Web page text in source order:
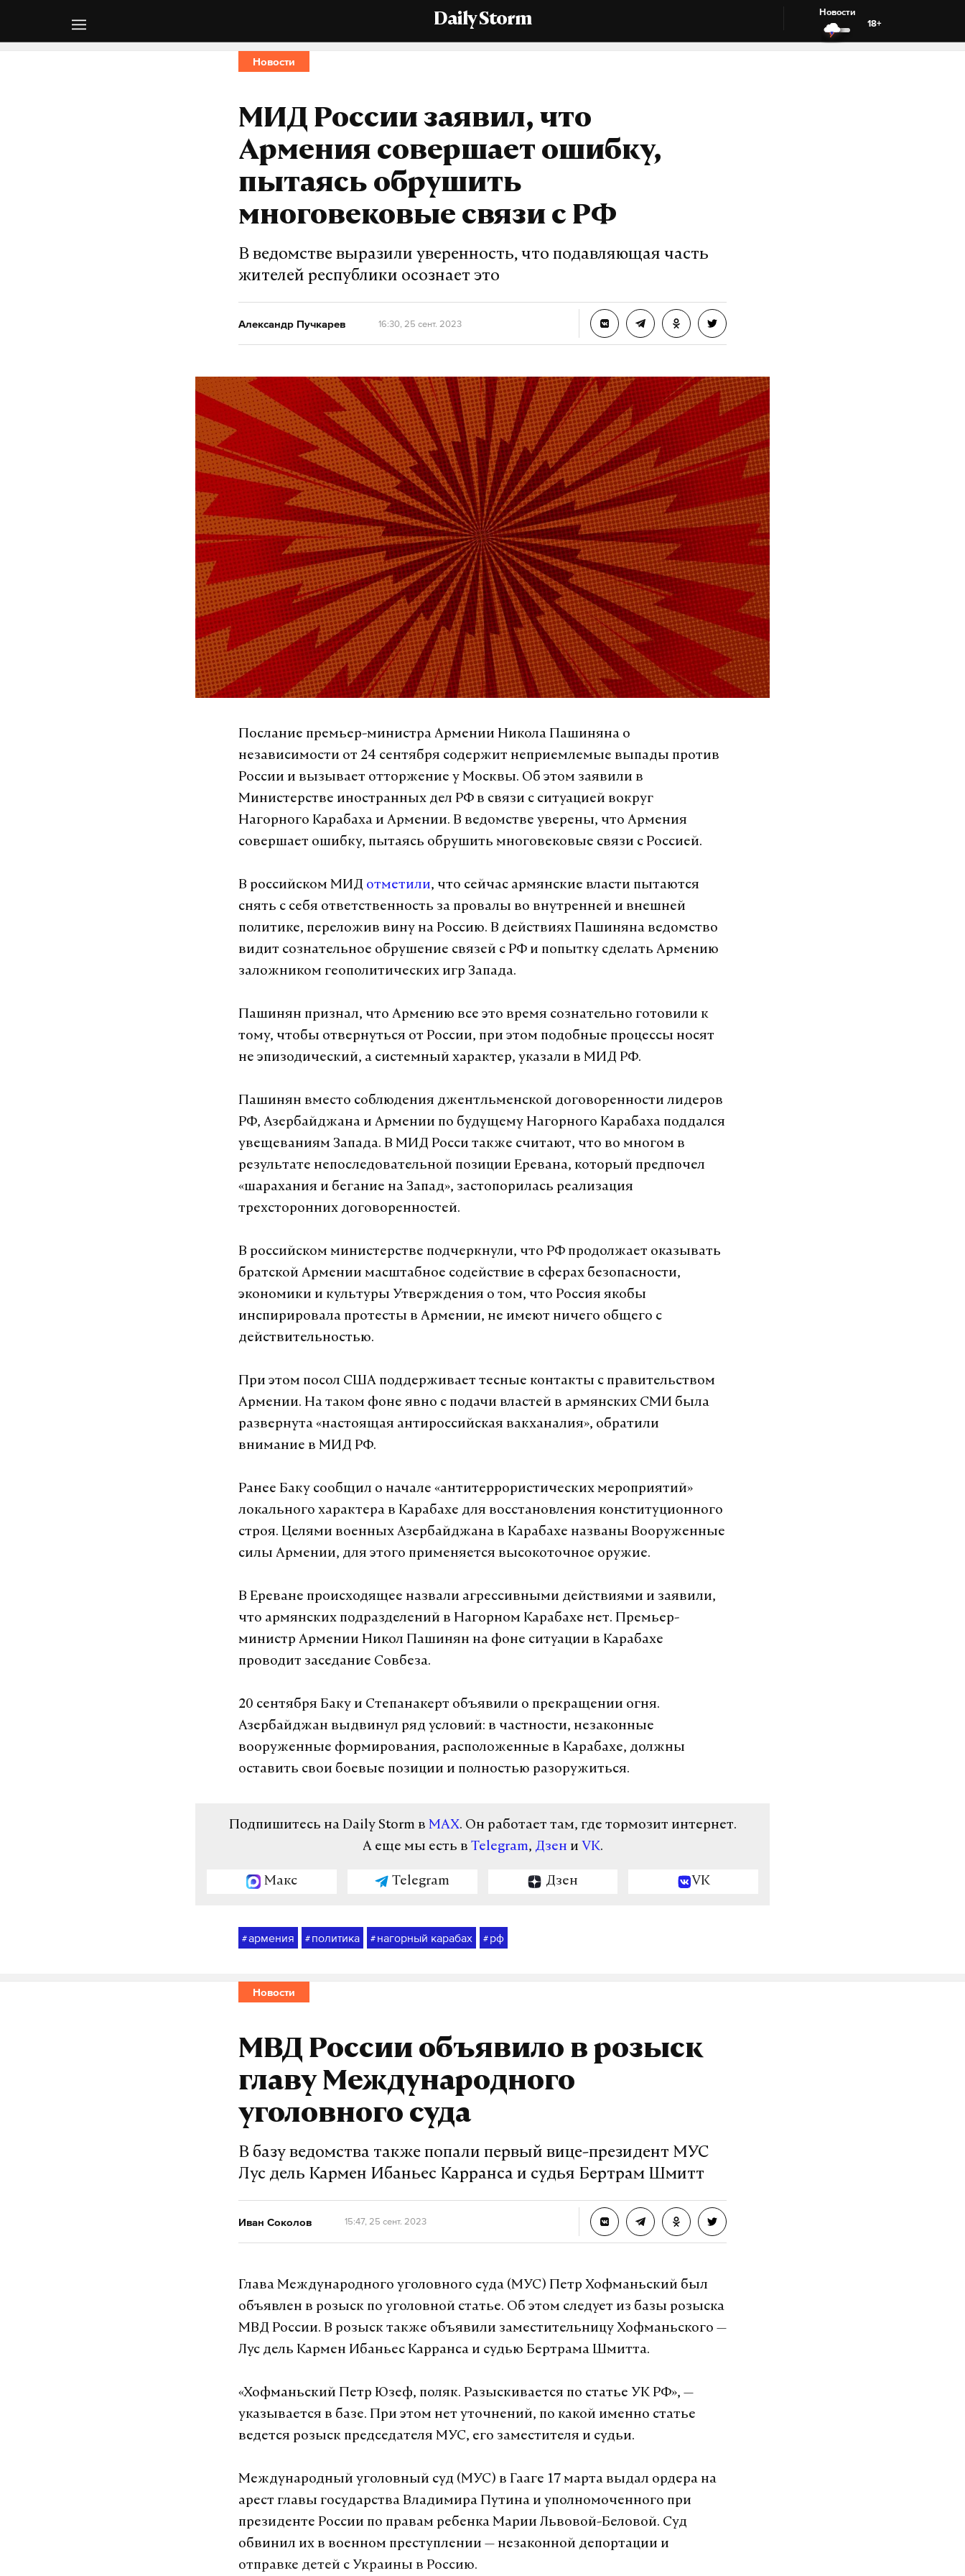
Daily Storm
Новости
18+
Новости
МИД России заявил, что
Армения совершает ошибку,
пытаясь обрушить
многовековые связи с РФ
В ведомстве выразили уверенность, что подавляющая часть
жителей республики осознает это
Александр Пучкарев 16:30, 25 сент. 2023
Послание премьер-министра Армении Никола Пашиняна о
независимости от 24 сентября содержит неприемлемые выпады против
России и вызывает отторжение у Москвы. Об этом заявили в
Министерстве иностранных дел РФ в связи с ситуацией вокруг
Нагорного Карабаха и Армении. В ведомстве уверены, что Армения
совершает ошибку, пытаясь обрушить многовековые связи с Россией.
В российском МИД отметили, что сейчас армянские власти пытаются
снять с себя ответственность за провалы во внутренней и внешней
политике, переложив вину на Россию. В действиях Пашиняна ведомство
видит сознательное обрушение связей с РФ и попытку сделать Армению
заложником геополитических игр Запада.
Пашинян признал, что Армению все это время сознательно готовили к
тому, чтобы отвернуться от России, при этом подобные процессы носят
не эпизодический, а системный характер, указали в МИД РФ.
Пашинян вместо соблюдения джентльменской договоренности лидеров
РФ, Азербайджана и Армении по будущему Нагорного Карабаха поддался
увещеваниям Запада. В МИД Росси также считают, что во многом в
результате непоследовательной позиции Еревана, который предпочел
«шарахания и бегание на Запад», застопорилась реализация
трехсторонних договоренностей.
В российском министерстве подчеркнули, что РФ продолжает оказывать
братской Армении масштабное содействие в сферах безопасности,
экономики и культуры Утверждения о том, что Россия якобы
инспирировала протесты в Армении, не имеют ничего общего с
действительностью.
При этом посол США поддерживает тесные контакты с правительством
Армении. На таком фоне явно с подачи властей в армянских СМИ была
развернута «настоящая антироссийская вакханалия», обратили
внимание в МИД РФ.
Ранее Баку сообщил о начале «антитеррористических мероприятий»
локального характера в Карабахе для восстановления конституционного
строя. Целями военных Азербайджана в Карабахе названы Вооруженные
силы Армении, для этого применяется высокоточное оружие.
В Ереване происходящее назвали агрессивными действиями и заявили,
что армянских подразделений в Нагорном Карабахе нет. Премьер-
министр Армении Никол Пашинян на фоне ситуации в Карабахе
проводит заседание Совбеза.
20 сентября Баку и Степанакерт объявили о прекращении огня.
Азербайджан выдвинул ряд условий: в частности, незаконные
вооруженные формирования, расположенные в Карабахе, должны
оставить свои боевые позиции и полностью разоружиться.
Подпишитесь на Daily Storm в MAX. Он работает там, где тормозит интернет.
А еще мы есть в Telegram, Дзен и VK.
Макс Telegram Дзен VK
#армения # политика # нагорный карабах # рф
Новости
МВД России объявило в розыск
главу Международного
уголовного суда
В базу ведомства также попали первый вице-президент МУС
Лус дель Кармен Ибаньес Карранса и судья Бертрам Шмитт
Иван Соколов 15:47, 25 сент. 2023
Глава Международного уголовного суда (МУС) Петр Хофманьский был
объявлен в розыск по уголовной статье. Об этом следует из базы розыска
МВД России. В розыск также объявили заместительницу Хофманьского —
Лус дель Кармен Ибаньес Карранса и судью Бертрама Шмитта.
«Хофманьский Петр Юзеф, поляк. Разыскивается по статье УК РФ», —
указывается в базе. При этом нет уточнений, по какой именно статье
ведется розыск председателя МУС, его заместителя и судьи.
Международный уголовный суд (МУС) в Гааге 17 марта выдал ордера на
арест главы государства Владимира Путина и уполномоченного при
президенте России по правам ребенка Марии Львовой-Беловой. Суд
обвинил их в военном преступлении — незаконной депортации и
отправке детей с Украины в Россию.